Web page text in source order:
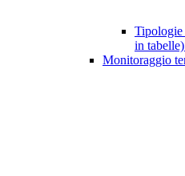
Tipologie
in tabelle)
Monitoraggio